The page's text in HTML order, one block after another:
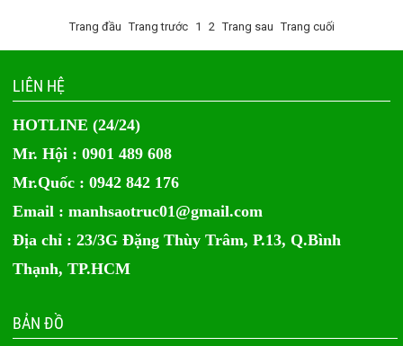
Trang đầu Trang trước 1 2 Trang sau Trang cuối
LIÊN HỆ
HOTLINE (24/24)
Mr. Hội : 0901 489 608
Mr.Quốc : 0942 842 176
Email :manhsaotruc01@gmail.com
Địa chỉ : 23/3G Đặng Thùy Trâm, P.13, Q.Bình
Thạnh, TP.HCM
BẢN ĐỒ